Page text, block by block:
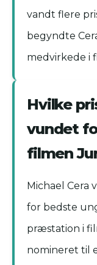
vandt flere
begyndte
medvirkede i
Hvilke
vundet
filmen
Michael Cera
for bedste
præstation i
nomineret til